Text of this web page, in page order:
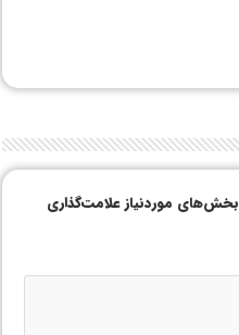
بخش‌های موردنیاز علامت‌گذاری